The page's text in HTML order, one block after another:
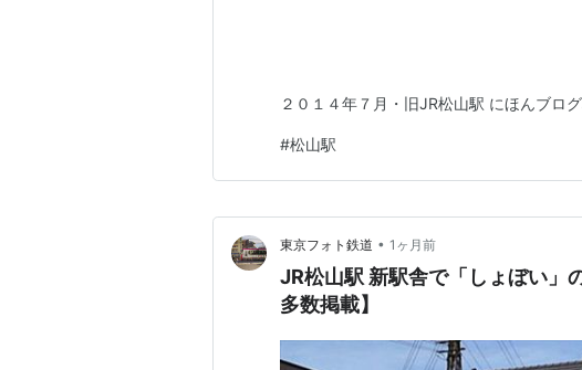
２０１４年７月・旧JR松山駅 にほんブロ
#松山駅
東京フォト鉄道 • 1ヶ月前
JR松山駅 新駅舎で「しょぼい」
多数掲載】